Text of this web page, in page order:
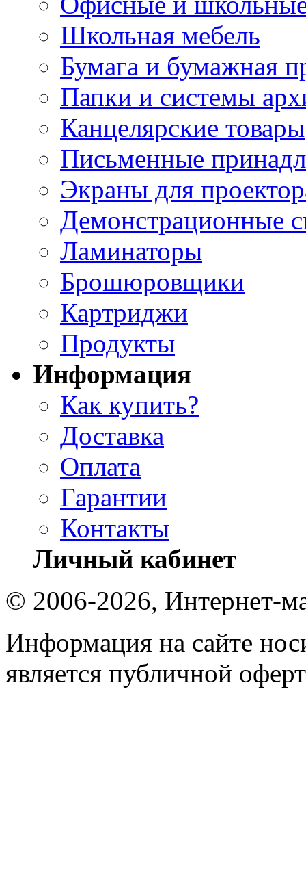
Школьная мебель
Бумага и бумажная
Папки и системы
Канцелярские товары
Письменные
Экраны для
Демонстрационные
Ламинаторы
Брошюровщики
Картриджи
Продукты
Информация
Как купить?
Доставка
Оплата
Гарантии
Контакты
Личный кабинет
© 2006-2026, Интернет-
Информация на сайте
является публичной